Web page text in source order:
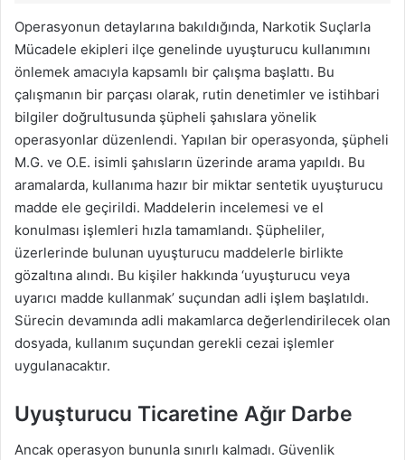
Operasyonun detaylarına bakıldığında, Narkotik Suçlarla
Mücadele ekipleri ilçe genelinde uyuşturucu kullanımını
önlemek amacıyla kapsamlı bir çalışma başlattı. Bu
çalışmanın bir parçası olarak, rutin denetimler ve istihbari
bilgiler doğrultusunda şüpheli şahıslara yönelik
operasyonlar düzenlendi. Yapılan bir operasyonda, şüpheli
M.G. ve O.E. isimli şahısların üzerinde arama yapıldı. Bu
aramalarda, kullanıma hazır bir miktar sentetik uyuşturucu
madde ele geçirildi. Maddelerin incelemesi ve el
konulması işlemleri hızla tamamlandı. Şüpheliler,
üzerlerinde bulunan uyuşturucu maddelerle birlikte
gözaltına alındı. Bu kişiler hakkında ‘uyuşturucu veya
uyarıcı madde kullanmak’ suçundan adli işlem başlatıldı.
Sürecin devamında adli makamlarca değerlendirilecek olan
dosyada, kullanım suçundan gerekli cezai işlemler
uygulanacaktır.
Uyuşturucu Ticaretine Ağır Darbe
Ancak operasyon bununla sınırlı kalmadı. Güvenlik